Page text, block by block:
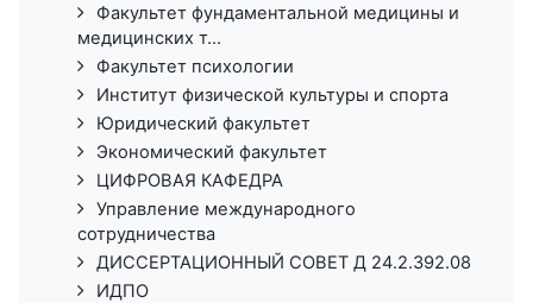
Факультет фундаментальной медицины и
медицинских т...
Факультет психологии
Институт физической культуры и спорта
Юридический факультет
Экономический факультет
ЦИФРОВАЯ КАФЕДРА
Управление международного
сотрудничества
ДИССЕРТАЦИОННЫЙ СОВЕТ Д 24.2.392.08
ИДПО